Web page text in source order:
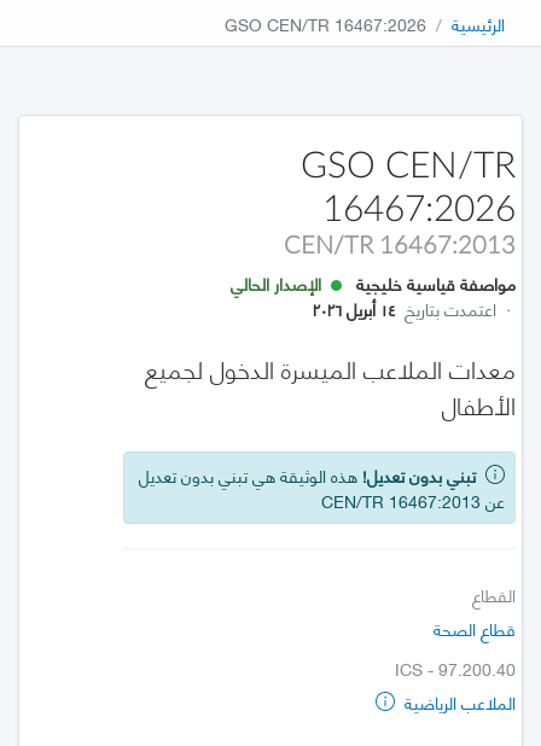
الرئيسية GSO CEN/TR 16467:2026
GSO CEN/TR
16467:2026
CEN/TR 16467:2013
مواصفة قياسية خليجية
الإصدار الحالي
· اعتمدت بتاريخ ١٤ أبريل ٢٠٢٦
معدات الملاعب الميسرة الدخول لجميع
الأطفال
تبني بدون تعديل! هذه الوثيقة هي تبني بدون تعديل
عن CEN/TR 16467:2013
القطاع
قطاع الصحة
ICS - 97.200.40
الملاعب الرياضية